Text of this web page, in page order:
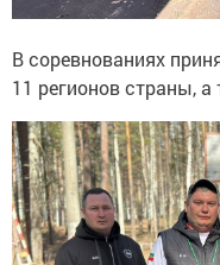
В соревнованиях
11 регионов страны, а